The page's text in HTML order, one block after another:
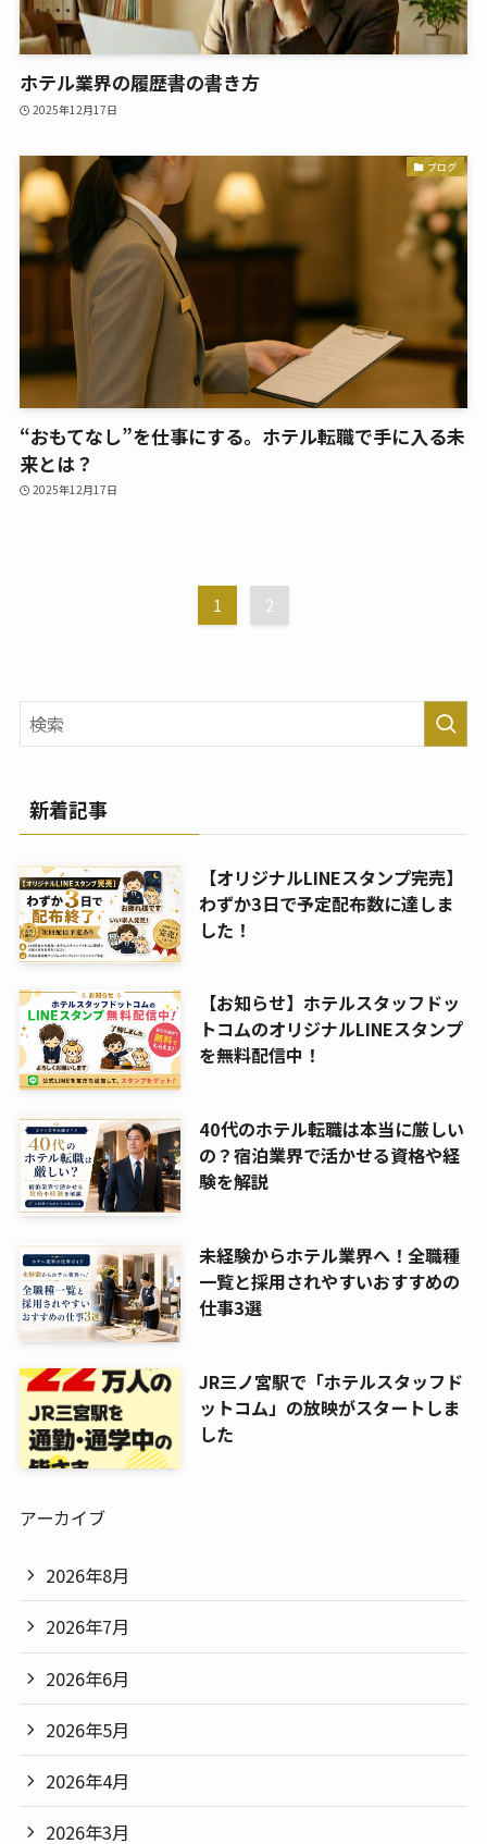
ホテル業界の履歴書の書き方
2025年12月17日
ブログ
“おもてなし”を仕事にする。ホテル転職で手に入る未
来とは？
2025年12月17日
1 2
新着記事
【オリジナルLINEスタンプ完売】
わずか3日で予定配布数に達しま
した！
【お知らせ】ホテルスタッフドッ
トコムのオリジナルLINEスタンプ
を無料配信中！
40代のホテル転職は本当に厳しい
の？宿泊業界で活かせる資格や経
験を解説
未経験からホテル業界へ！全職種
一覧と採用されやすいおすすめの
仕事3選
JR三ノ宮駅で「ホテルスタッフド
ットコム」の放映がスタートしま
した
アーカイブ
2026年8月
2026年7月
2026年6月
2026年5月
2026年4月
2026年3月